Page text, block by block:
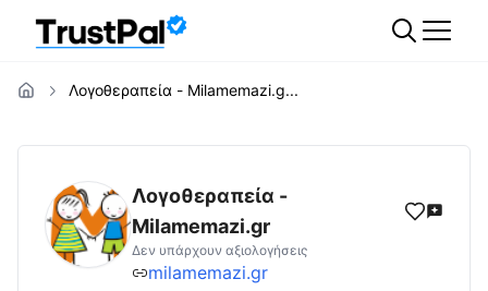
Λογοθεραπεία - Milamemazi.g...
milamemazi.grΑξιολογήσεις | Δες
Λογοθεραπεία -
Milamemazi.gr
Δεν υπάρχουν αξιολογήσεις
milamemazi.gr